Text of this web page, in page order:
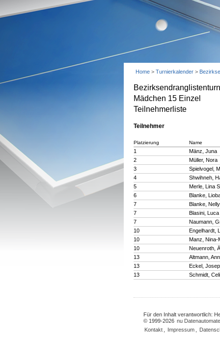
Home > Turnierkalender >
Mädchen 15 Einzel
Teilnehmerliste
Teilnehmer
Platzierung Name
1
Mänz, Juna
2
Müller, Nora
3
Spielvogel,
4
Shwihneh,
5
Merle, Lina
6
Blanke,
7
Blanke, Nelly
7
Blasini, Luca
7
Naumann,
10
Engelhardt,
10
Manz, Nina-
10
Neuenroth,
13
Altmann,
13
Eckel,
13
Schmidt,
Für den Inhalt verantwortlich:
© 1999-2026 nu
Kontakt
Impressum